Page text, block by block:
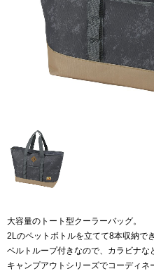
大容量のトート型クーラーバッグ。
2Lのペットボトルを立てて8本収納でき
ベルトループ付きなので、カラビナな
キャンプアウトシリーズでコーディネ